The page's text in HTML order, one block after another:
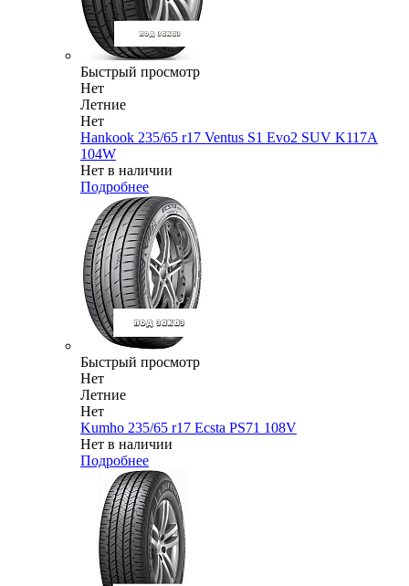
Быстрый просмотр
Нет
Летние
Нет
Hankook 235/65 r17 Ventus S1 Evo2 SUV K117A
104W
Нет в наличии
Подробнее
Быстрый просмотр
Нет
Летние
Нет
Kumho 235/65 r17 Ecsta PS71 108V
Нет в наличии
Подробнее